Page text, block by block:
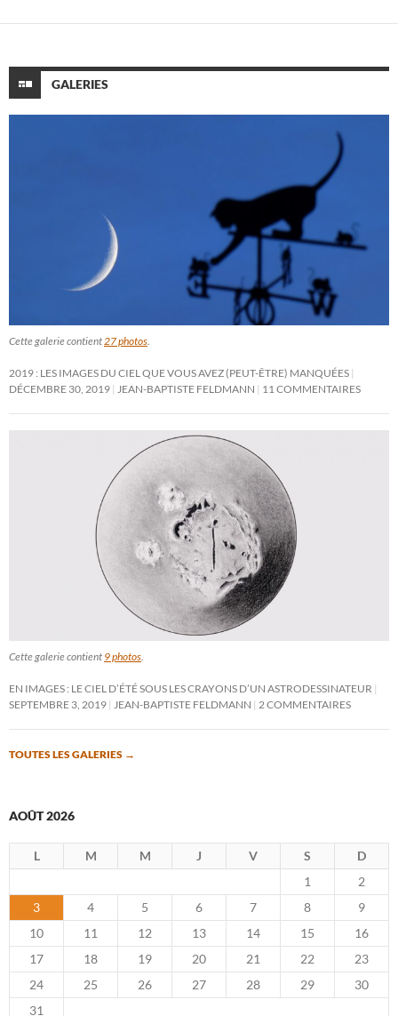
GALERIES
Cette galerie contient 27 photos
2019 : LES IMAGES DU CIEL QUE VOUS AVEZ (PEUT-ÊTRE) MANQUÉES
DÉCEMBRE 30, 2019
JEAN-BAPTISTE FELDMANN 11 COMMENTAIRES
Cette galerie contient 9 photos
EN IMAGES : LE CIEL D’ÉTÉ SOUS LES CRAYONS D’UN ASTRODESSINATEUR
SEPTEMBRE 3, 2019
JEAN-BAPTISTE FELDMANN 2 COMMENTAIRES
TOUTES LES GALERIES →
AOÛT 2026
L M M J V S
D
1
2
3
4 5 6 7 8
9
10
11 12 13 14 15
16
17
18 19 20 21 22
23
24
25 26 27 28 29
30
31